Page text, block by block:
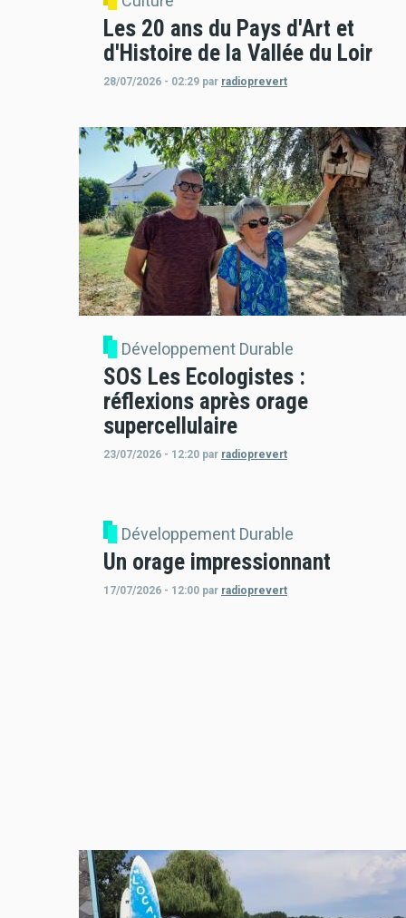
Les 20 ans du Pays d'Art et
d'Histoire de la Vallée du Loir
28/07/2026 - 02:29 par radioprevert
Développement Durable
SOS Les Ecologistes :
réflexions après orage
supercellulaire
23/07/2026 - 12:20 par radioprevert
Développement Durable
Un orage impressionnant
17/07/2026 - 12:00 par radioprevert